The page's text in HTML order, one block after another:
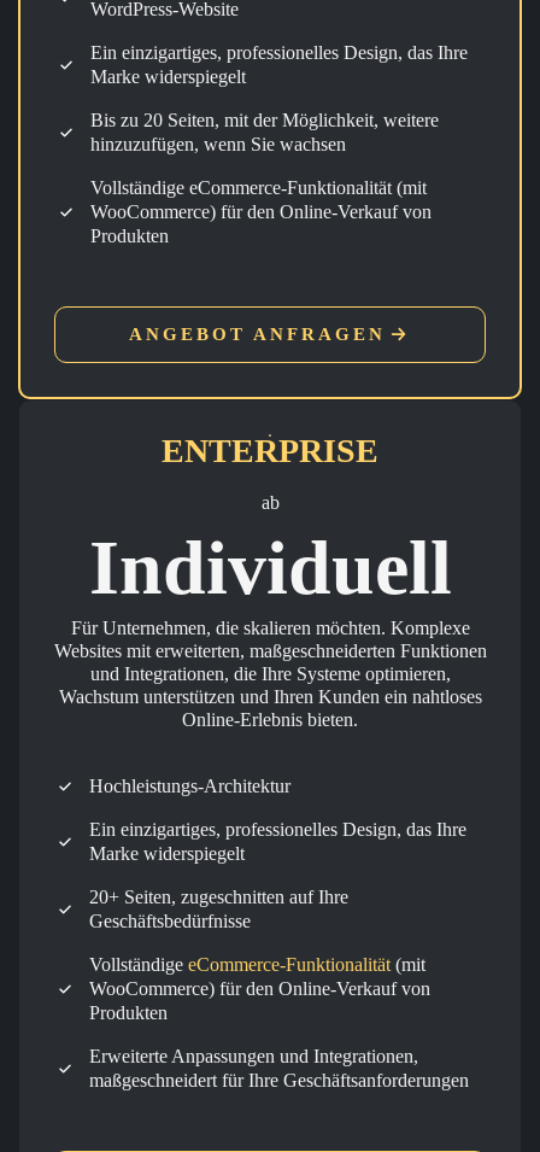
WordPress-Website
Ein einzigartiges, professionelles Design, das Ihre
Marke widerspiegelt
Bis zu 20 Seiten, mit der Möglichkeit, weitere
hinzuzufügen, wenn Sie wachsen
Vollständige eCommerce-Funktionalität (mit
WooCommerce) für den Online-Verkauf von
Produkten
ANGEBOT ANFRAGEN
ENTERPRISE
ab
Individuell
Für Unternehmen, die skalieren möchten. Komplexe
Websites mit erweiterten, maßgeschneiderten Funktionen
und Integrationen, die Ihre Systeme optimieren,
Wachstum unterstützen und Ihren Kunden ein nahtloses
Online-Erlebnis bieten.
Hochleistungs-Architektur
Ein einzigartiges, professionelles Design, das Ihre
Marke widerspiegelt
20+ Seiten, zugeschnitten auf Ihre
Geschäftsbedürfnisse
Vollständige eCommerce-Funktionalität (mit
WooCommerce) für den Online-Verkauf von
Produkten
Erweiterte Anpassungen und Integrationen,
maßgeschneidert für Ihre Geschäftsanforderungen